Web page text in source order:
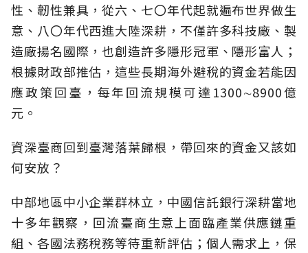
性、韌性兼具，從六、七〇年代起就遍布世界做生
意、八〇年代西進大陸深耕，不僅許多科技廠、製
造廠揚名國際，也創造許多隱形冠軍、隱形富人；
根據財政部推估，這些長期海外避稅的資金若能因
應政策回臺，每年回流規模可達1300∼8900億
元。
資深臺商回到臺灣落葉歸根，帶回來的資金又該如
何安放？
中部地區中小企業群林立，中國信託銀行深耕當地
十多年觀察，回流臺商生意上面臨產業供應鏈重
組、各國法務稅務等待重新評估；個人需求上，保